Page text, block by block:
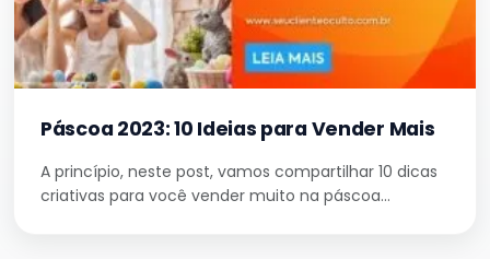
Páscoa 2023: 10 Ideias para Vender Mais
A princípio, neste post, vamos compartilhar 10 dicas
criativas para você vender muito na páscoa…